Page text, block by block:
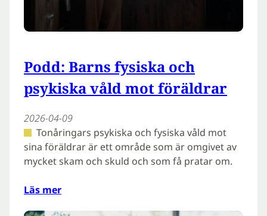
Podd: Barns fysiska och
psykiska våld mot föräldrar
2026-04-09
Tonåringars psykiska och fysiska våld mot
sina föräldrar är ett område som är omgivet av
mycket skam och skuld och som få pratar om.
Läs mer